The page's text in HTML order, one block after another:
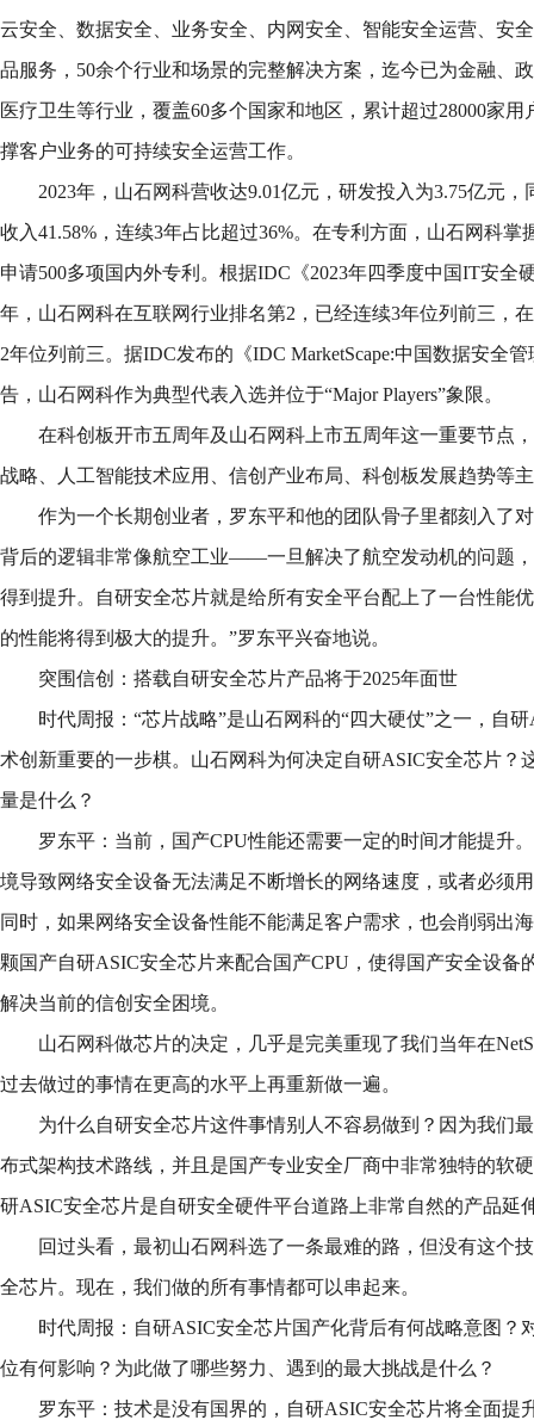
云安全、数据安全、业务安全、内网安全、智能安全运营、安
品服务，50余个行业和场景的完整解决方案，迄今已为金融、
医疗卫生等行业，覆盖60多个国家和地区，累计超过28000家
撑客户业务的可持续安全运营工作。
2023年，山石网科营收达9.01亿元，研发投入为3.75亿元，
收入41.58%，连续3年占比超过36%。在专利方面，山石网科掌
申请500多项国内外专利。根据IDC《2023年四季度中国IT安全
年，山石网科在互联网行业排名第2，已经连续3年位列前三，
2年位列前三。据IDC发布的《IDC MarketScape:中国数据安全
告，山石网科作为典型代表入选并位于“Major Players”象限。
在科创板开市五周年及山石网科上市五周年这一重要节点
战略、人工智能技术应用、信创产业布局、科创板发展趋势等
作为一个长期创业者，罗东平和他的团队骨子里都刻入了
背后的逻辑非常像航空工业——一旦解决了航空发动机的问题
得到提升。自研安全芯片就是给所有安全平台配上了一台性能
的性能将得到极大的提升。”罗东平兴奋地说。
突围信创：搭载自研安全芯片产品将于2025年面世
时代周报：“芯片战略”是山石网科的“四大硬仗”之一，自
术创新重要的一步棋。山石网科为何决定自研ASIC安全芯片？
量是什么？
罗东平：当前，国产CPU性能还需要一定的时间才能提升
境导致网络安全设备无法满足不断增长的网络速度，或者必须
同时，如果网络安全设备性能不能满足客户需求，也会削弱出
颗国产自研ASIC安全芯片来配合国产CPU，使得国产安全设备
解决当前的信创安全困境。
山石网科做芯片的决定，几乎是完美重现了我们当年在
过去做过的事情在更高的水平上再重新做一遍。
为什么自研安全芯片这件事情别人不容易做到？因为我们
布式架构技术路线，并且是国产专业安全厂商中非常独特的软
研ASIC安全芯片是自研安全硬件平台道路上非常自然的产品延
回过头看，最初山石网科选了一条最难的路，但没有这个
全芯片。现在，我们做的所有事情都可以串起来。
时代周报：自研ASIC安全芯片国产化背后有何战略意图？
位有何影响？为此做了哪些努力、遇到的最大挑战是什么？
罗东平：技术是没有国界的，自研ASIC安全芯片将全面提